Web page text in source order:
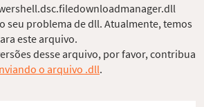
seu problema de dll. Atualmente, temos
este arquivo.
desse arquivo, por favor, contribua
o arquivo .dll.